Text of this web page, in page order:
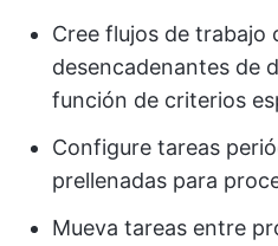
Cree flujos de trabajo
desencadenantes de
función de criterios
Configure tareas
prellenadas para
Mueva tareas entre